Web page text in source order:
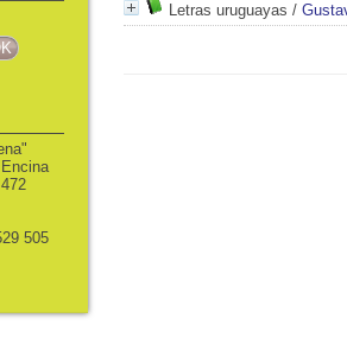
Letras uruguayas /
505